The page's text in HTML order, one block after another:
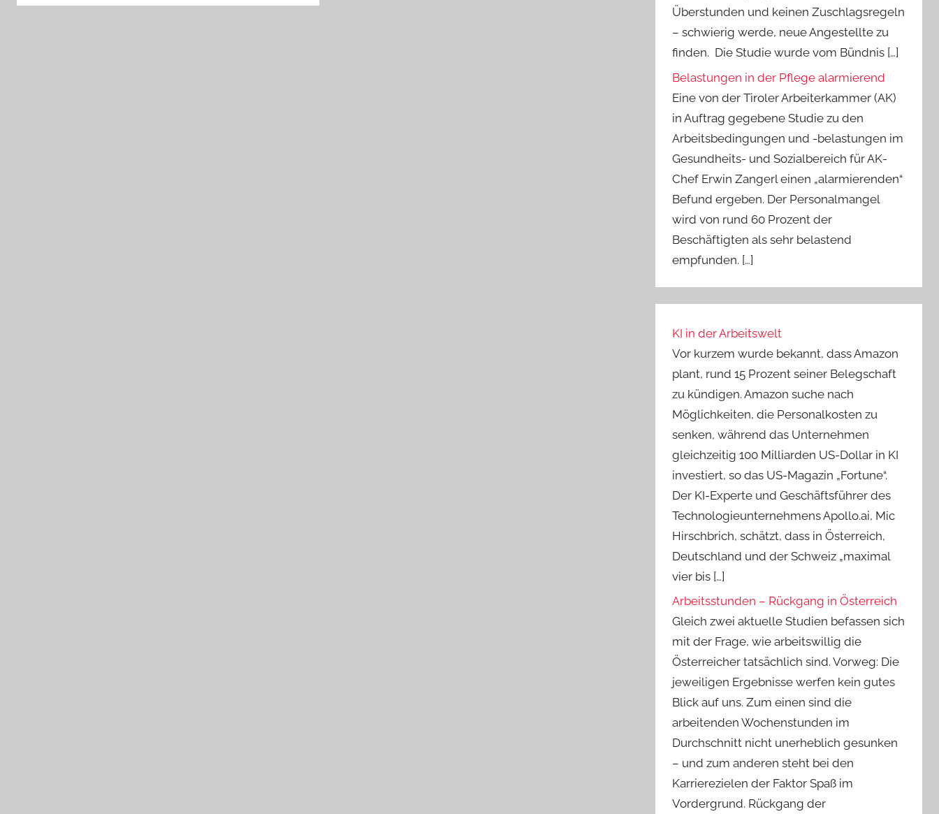
Überstunden und keinen Zuschlagsregeln
– schwierig werde, neue Angestellte zu
finden. Die Studie wurde vom Bündnis […]
Belastungen in der Pflege alarmierend
Eine von der Tiroler Arbeiterkammer (AK)
in Auftrag gegebene Studie zu den
Arbeitsbedingungen und -belastungen im
Gesundheits- und Sozialbereich für AK-
Chef Erwin Zangerl einen „alarmierenden“
Befund ergeben. Der Personalmangel
wird von rund 60 Prozent der
Beschäftigten als sehr belastend
empfunden. […]
KI in der Arbeitswelt
Vor kurzem wurde bekannt, dass Amazon
plant, rund 15 Prozent seiner Belegschaft
zu kündigen. Amazon suche nach
Möglichkeiten, die Personalkosten zu
senken, während das Unternehmen
gleichzeitig 100 Milliarden US-Dollar in KI
investiert, so das US-Magazin „Fortune“.
Der KI-Experte und Geschäftsführer des
Technologieunternehmens Apollo.ai, Mic
Hirschbrich, schätzt, dass in Österreich,
Deutschland und der Schweiz „maximal
vier bis […]
Arbeitsstunden – Rückgang in Österreich
Gleich zwei aktuelle Studien befassen sich
mit der Frage, wie arbeitswillig die
Österreicher tatsächlich sind. Vorweg: Die
jeweiligen Ergebnisse werfen kein gutes
Blick auf uns. Zum einen sind die
arbeitenden Wochenstunden im
Durchschnitt nicht unerheblich gesunken
– und zum anderen steht bei den
Karrierezielen der Faktor Spaß im
Vordergrund. Rückgang der